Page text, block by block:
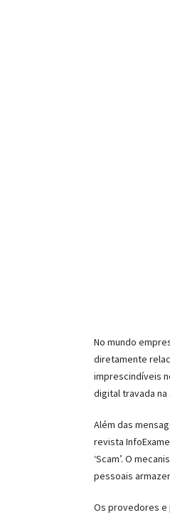
No mundo
diretamente
imprescindíveis
digital travada
Além das
revista
‘Scam’. O
pessoais
Os provedores e